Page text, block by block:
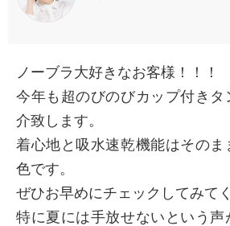
ノーブラ大好きなお客様！！！
今年も超のびのびカップ付きタ
介致します。
着心地と吸水速乾機能はその
色です。
ぜひお早めにチェックしてみて
特に夏には手放せないという声